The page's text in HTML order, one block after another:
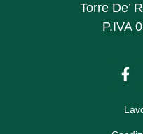
Torre De’
P.IVA